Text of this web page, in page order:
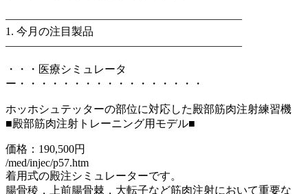
—————————————————————–
1. 今月の注目製品
—————————————————————–
・・・医療シミュレータ
ー・・・・・・・・・・・・・・・・・
ホッホシュテッターの部位に対応した殿部筋肉注射練習機
■殿部筋肉注射トレーニング用モデル■
価格：190,500円
/med/injec/p57.htm
着用式の殿注シミュレーターです。
腸骨稜，上前腸骨棘，大転子など筋肉注射において重要な